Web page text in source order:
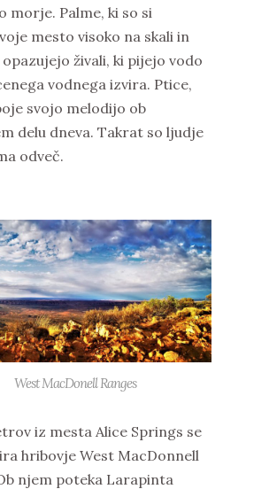
morje. Palme, ki so si
mesto visoko na skali in
živali, ki pijejo vodo
vodnega izvira. Ptice,
svojo melodijo ob
delu dneva. Takrat so ljudje
odveč.
West MacDonell Ranges
iz mesta Alice Springs se
hribovje West MacDonnell
njem poteka Larapinta